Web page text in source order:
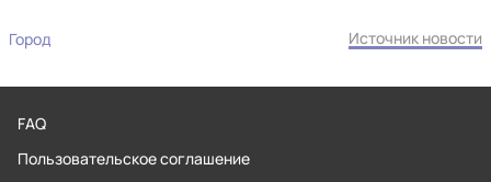
Город Источник новости
FAQ
Пользовательское соглашение